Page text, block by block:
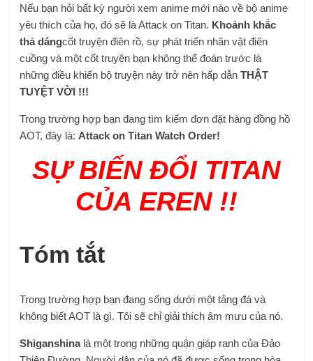
Nếu bạn hỏi bất kỳ người xem anime mới nào về bộ anime
yêu thích của họ, đó sẽ là Attack on Titan. Khoảnh khắc
thả dángcốt truyện điên rồ, sự phát triển nhân vật điên
cuồng và một cốt truyện bạn không thể đoán trước là
những điều khiến bộ truyện này trở nên hấp dẫnTHẬT
TUYỆT VỜI !!!
Trong trường hợp bạn đang tìm kiếm đơn đặt hàng đồng hồ
AOT, đây là: Attack on Titan Watch Order!
SỰ BIẾN ĐỔI TITAN
CỦA EREN !!
Tóm tắt
Trong trường hợp bạn đang sống dưới một tảng đá và
không biết AOT là gì. Tôi sẽ chỉ giải thích âm mưu của nó.
Shiganshinalà một trong những quận giáp ranh của Đảo